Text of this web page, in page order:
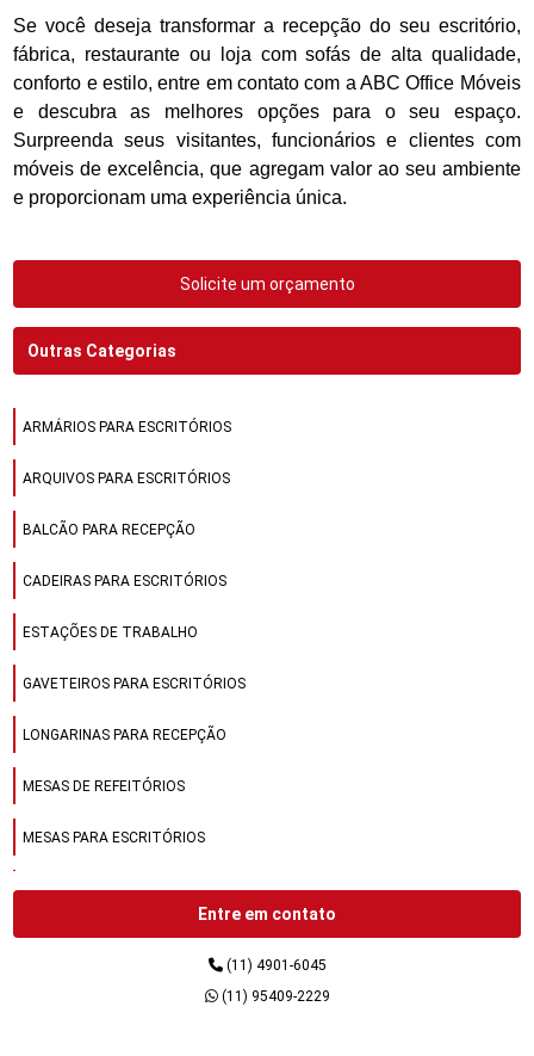
Se você deseja transformar a recepção do seu escritório,
fábrica, restaurante ou loja com sofás de alta qualidade,
conforto e estilo, entre em contato com a ABC Office Móveis
e descubra as melhores opções para o seu espaço.
Surpreenda seus visitantes, funcionários e clientes com
móveis de excelência, que agregam valor ao seu ambiente
e proporcionam uma experiência única.
Solicite um orçamento
Outras Categorias
ARMÁRIOS PARA ESCRITÓRIOS
ARQUIVOS PARA ESCRITÓRIOS
BALCÃO PARA RECEPÇÃO
CADEIRAS PARA ESCRITÓRIOS
ESTAÇÕES DE TRABALHO
GAVETEIROS PARA ESCRITÓRIOS
LONGARINAS PARA RECEPÇÃO
MESAS DE REFEITÓRIOS
MESAS PARA ESCRITÓRIOS
MESAS PARA REFEITÓRIOS
MÓVEIS DE AÇO
MÓVEIS DE AÇO PARA ESCRITÓRIOS
Entre em contato
(11) 4901-6045
(11) 95409-2229